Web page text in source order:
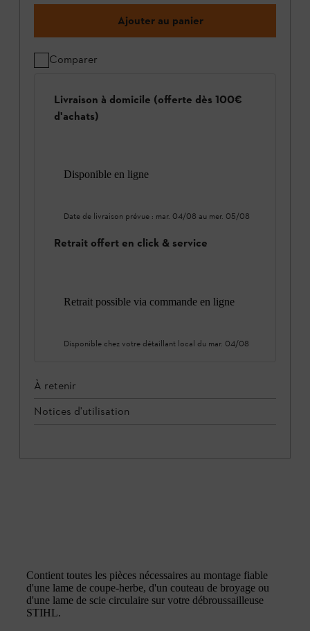
Ajouter au panier
Comparer
Livraison à domicile (offerte dès 100€
d'achats)
Disponible en ligne
Date de livraison prévue : mar. 04/08 au mer. 05/08
Retrait offert en click & service
Retrait possible via commande en ligne
Disponible chez votre détaillant local du mar. 04/08
À retenir
Notices d'utilisation
Contient toutes les pièces nécessaires au montage fiable
d'une lame de coupe-herbe, d'un couteau de broyage ou
d'une lame de scie circulaire sur votre débroussailleuse
STIHL.